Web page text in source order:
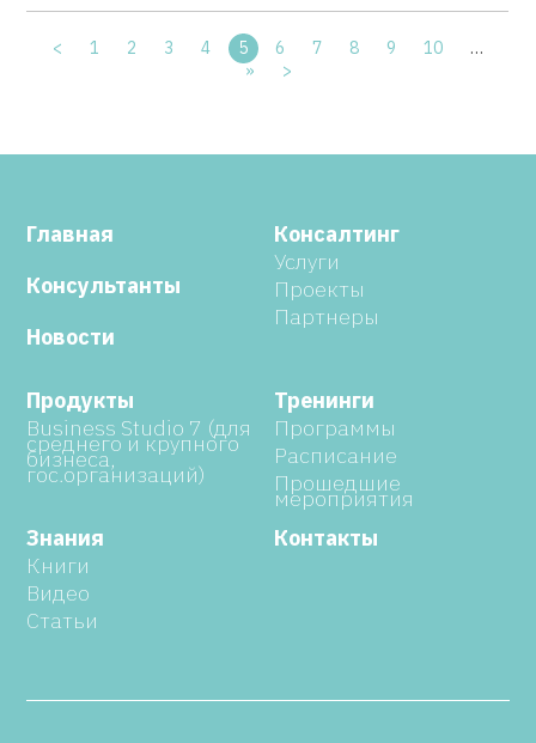
< 1 2 3 4 5 6 7 8 9 10
…
»
>
Главная
Консультанты
Новости
Консалтинг
Услуги
Проекты
Партнеры
Продукты
Business Studio 7 (для
среднего и крупного
бизнеса,
гос.организаций)
Тренинги
Программы
Расписание
Прошедшие
мероприятия
Знания
Книги
Видео
Статьи
Контакты